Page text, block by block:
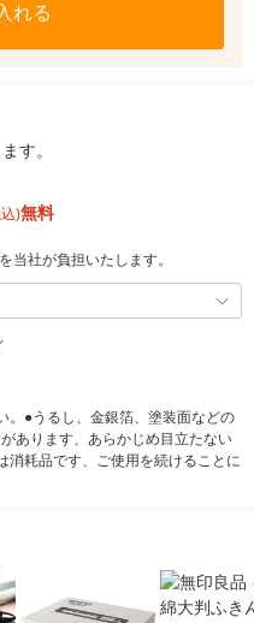
れる
す。
)無料
当社が負担いたします。
。●うるし、金銀箔、塗装面などの
あります、あらかじめ目立たない
消耗品です、ご使用を続けることに